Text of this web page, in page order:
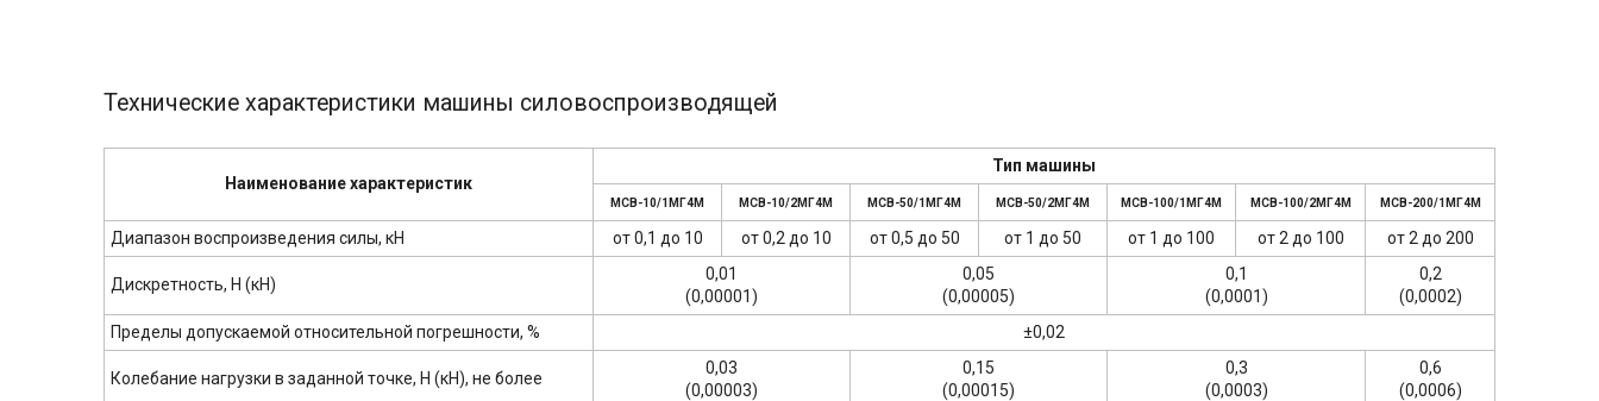
Технические характеристики машины силовоспроизводящей
Наименование характеристик
Тип машины
МСВ-10/1МГ4М МСВ-10/2МГ4М МСВ-50/1МГ4М МСВ-50/2МГ4М МСВ-100/1МГ4М МСВ-100/2МГ4М МСВ-200/1МГ4М
Диапазон воспроизведения силы, кН от 0,1 до 10 от 0,2 до 10 от 0,5 до 50 от 1 до 50 от 1 до 100 от 2 до 100 от 2 до 200
Дискретность, Н (кН)
0,01
(0,00001)
0,05
(0,00005)
0,1
(0,0001)
0,2
(0,0002)
Пределы допускаемой относительной погрешности, %
±0,02
Колебание нагрузки в задан­ной точке, Н (кН), не более
0,03
(0,00003)
0,15
(0,00015)
0,3
(0,0003)
0,6
(0,0006)